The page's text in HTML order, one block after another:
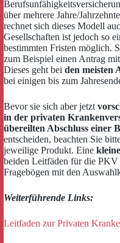
über mehrere Jahre/
rechnet sich dieses Modell
Gesellschaften ist jedoch so
bestimmten Fristen möglich.
zum Beispiel einen Antrag
Dieses geht bei den meisten
bei einigen bis zum
Bevor sie sich aber jetzt
in der privaten
übereilten Abschluss einer
entscheiden, beachten Sie
jeweilige Produkt. Eine
beiden Leitfäden für die
Fragebögen mit den
Weiterführende Links:
Leitfaden zur Privaten